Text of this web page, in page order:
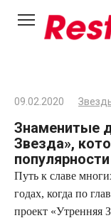
09.02.2020
Знаменитые
Звезда»,
популярности
Путь к славе
годах, когда по
проект «Утренняя